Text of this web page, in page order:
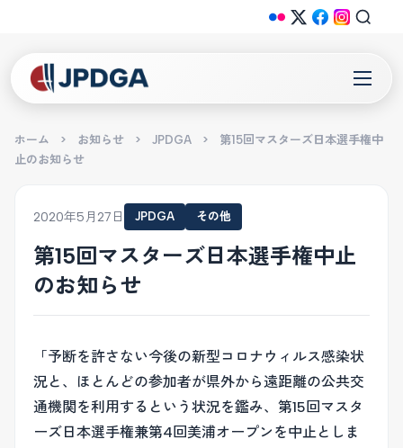
ホーム > お知らせ > JPDGA >
第15回マスターズ日本選手権中
止のお知らせ
2020年5月27日 JPDGA その他
第15回マスターズ日本選手権中止
のお知らせ
「予断を許さない今後の新型コロナウィルス感染状
況と、ほとんどの参加者が県外から遠距離の公共交
通機関を利用するという状況を鑑み、第15回マスタ
ーズ日本選手権兼第4回美浦オープンを中止としま